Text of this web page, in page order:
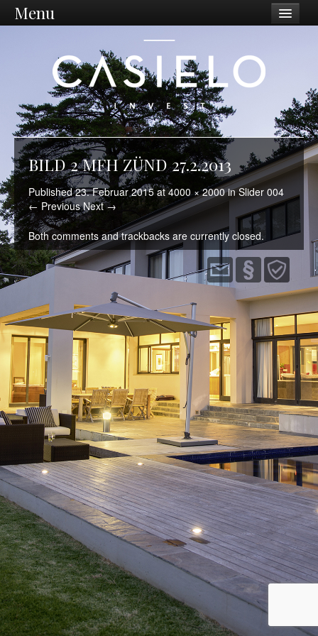
Menu
Philosophie
Vision / Mission
Dienstleistungen
Unternehmen
Standort Ostschweiz
Was wir tun
Ankauf
Sanierungen
Projektentwicklung
Immobilien
Kontakt
BILD 2 MFH ZÜND 27.2.2013
Published23. Februar 2015at4000 × 2000inSlider 004
← Previous Next →
Both comments and trackbacks are currently closed.